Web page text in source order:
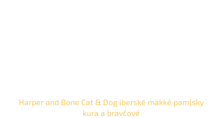
Harper and Bone Cat & Dog iberské mäkké pamlsky
kura a bravčové